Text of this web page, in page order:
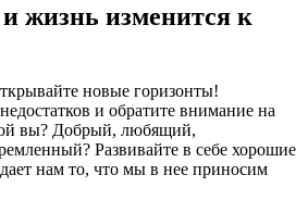
жизнь изменится к
новые горизонты!
и обратите внимание на
вы? Добрый, любящий,
Развивайте в себе хорошие
нам то, что мы в нее приносим